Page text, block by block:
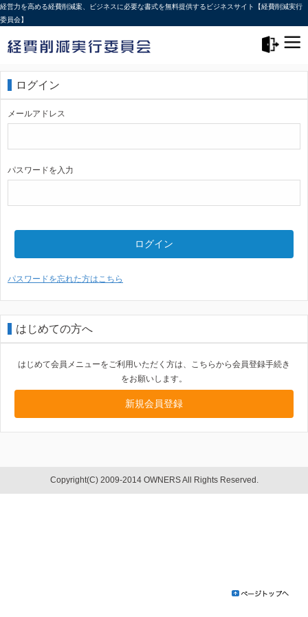
経営力を高める経費削減案、ビジネスに必要な書式を無料提供するビジネスサイト【経費削減実行
委員会】
ログイン
メールアドレス
パスワードを入力
ログイン
パスワードを忘れた方はこちら
はじめての方へ
はじめて会員メニューをご利用いただく方は、こちらから会員登録手続き
をお願いします。
新規会員登録
Copyright(C) 2009-2014 OWNERS All Rights Reserved.